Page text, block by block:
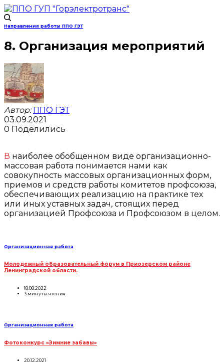
Направления работы ППО ГЭТ
8. Организация мероприятий
Автор: ППО ГЭТ
03.09.2021
0 Поделились
В наиболее обобщенном виде организационно-
массовая работа понимается нами как
совокупность массовых организационных форм,
приемов и средств работы комитетов профсоюза,
обеспечивающих реализацию на практике тех
или иных уставных задач, стоящих перед
организацией Профсоюза и Профсоюзом в целом.
Организационная работа
Молодежный образовательный форум в Приозерском районе
Ленинградской области.
18.08.2022
3 минуты чтения
Организационная работа
Фотоконкурс «Зимние забавы»
20.12.2021